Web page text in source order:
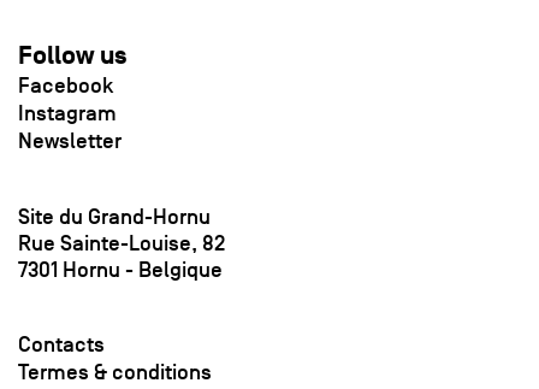
Follow us
Facebook
Instagram
Newsletter
Site du Grand-Hornu
Rue Sainte-Louise, 82
7301 Hornu - Belgique
Contacts
Termes & conditions